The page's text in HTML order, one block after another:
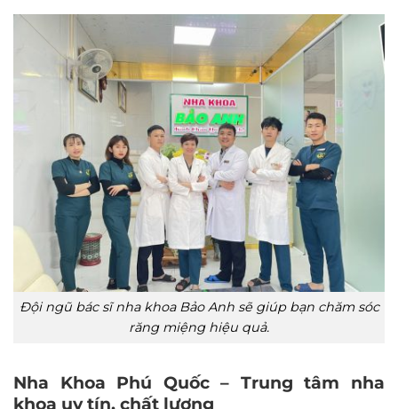
Đội ngũ bác sĩ nha khoa Bảo Anh sẽ giúp bạn chăm sóc
răng miệng hiệu quả.
Nha Khoa Phú Quốc – Trung tâm nha
khoa uy tín, chất lượng